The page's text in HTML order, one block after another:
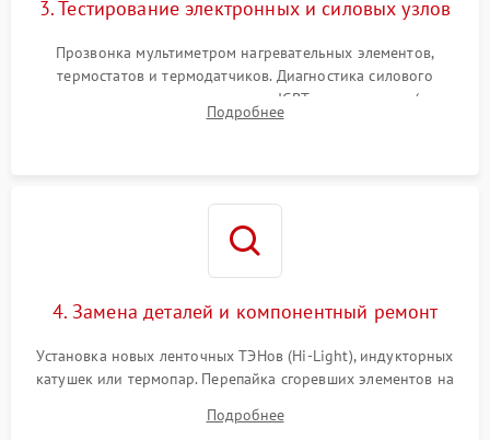
3. Тестирование электронных и силовых узлов
Прозвонка мультиметром нагревательных элементов,
термостатов и термодатчиков. Диагностика силового
модуля, реле, диодных мостов и IGBT-транзисторов (для
индукции). Проверка кранов и газ-контроля (для газовых
Подробнее
4. Замена деталей и компонентный ремонт
Установка новых ленточных ТЭНов (Hi-Light), индукторных
катушек или термопар. Перепайка сгоревших элементов на
дорожек. Очистка контактов и замена поврежденной
Подробнее